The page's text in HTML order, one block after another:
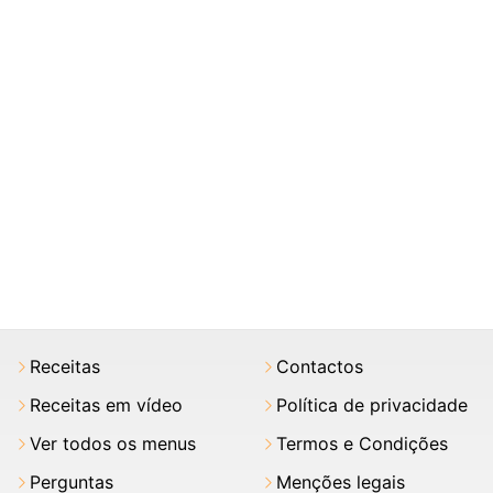
Receitas
Receitas em vídeo
Ver todos os menus
Perguntas
Contactos
Política de privacidade
Termos e Condições
Menções legais